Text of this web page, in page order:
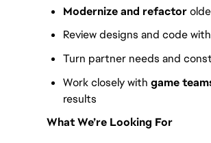
Modernize and refactor
Review designs and code
Turn partner needs and
Work closely with game
results
What We’re Looking For